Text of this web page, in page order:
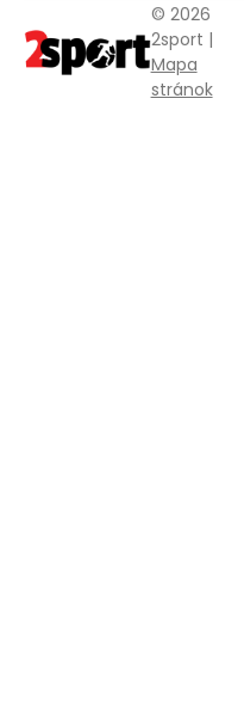
© 2026
2sport |
Mapa
stránok